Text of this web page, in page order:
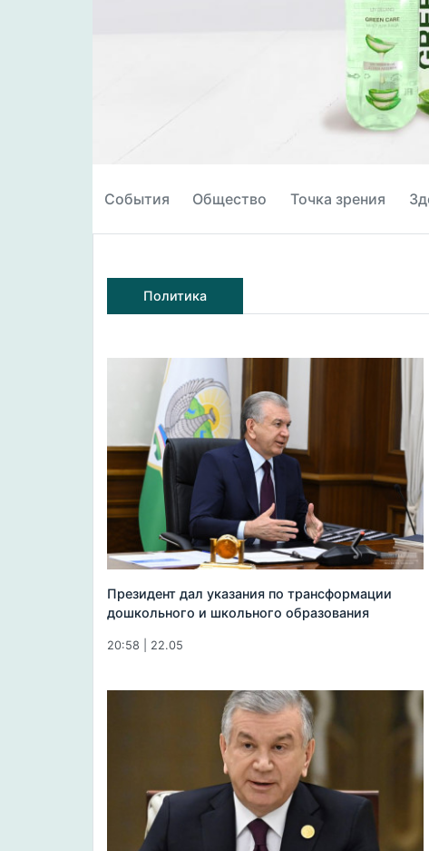
События Общество Точка зрения
Политика
Президент дал указания по трансформации
дошкольного и школьного образования
20:58 | 22.05